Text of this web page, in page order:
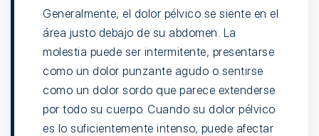
Generalmente, el dolor pélvico se siente en el
área justo debajo de su abdomen. La
molestia puede ser intermitente, presentarse
como un dolor punzante agudo o sentirse
como un dolor sordo que parece extenderse
por todo su cuerpo. Cuando su dolor pélvico
es lo suficientemente intenso, puede afectar